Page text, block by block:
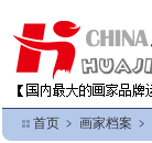
首页 ﹥ 画家档案 ﹥